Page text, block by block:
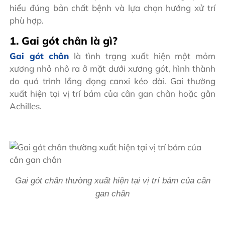
hiểu đúng bản chất bệnh và lựa chọn hướng xử trí
phù hợp.
1. Gai gót chân là gì?
Gai gót chân là tình trạng xuất hiện một mỏm
xương nhỏ nhô ra ở mặt dưới xương gót, hình thành
do quá trình lắng đọng canxi kéo dài. Gai thường
xuất hiện tại vị trí bám của cân gan chân hoặc gân
Achilles.
Gai gót chân thường xuất hiện tại vị trí bám của cân
gan chân